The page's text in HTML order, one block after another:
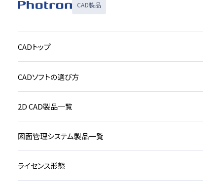
CAD製品
CADトップ
CADソフトの選び方
2D CAD製品一覧
図面管理システム製品一覧
ライセンス形態